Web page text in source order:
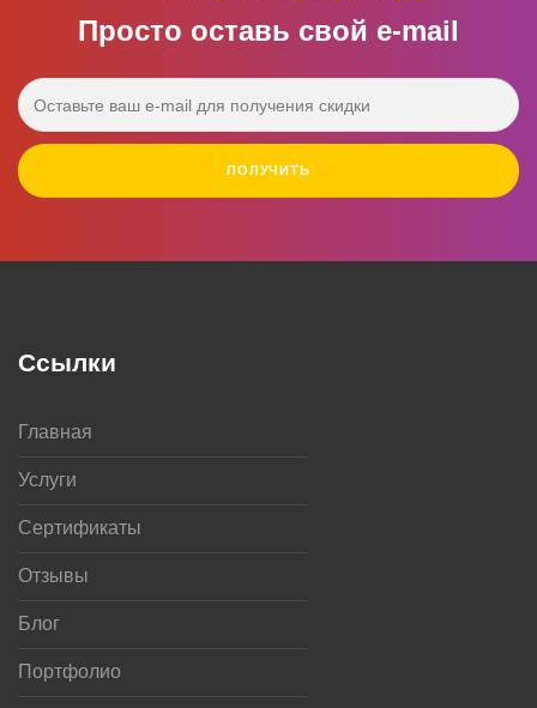
Просто оставь свой e‑mail
ПОЛУЧИТЬ
Ссылки
Главная
Услуги
Сертификаты
Отзывы
Блог
Портфолио